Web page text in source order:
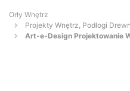
Orły Wnętrz
Projekty Wnętrz, Podłogi
Art-e-Design Projektowanie